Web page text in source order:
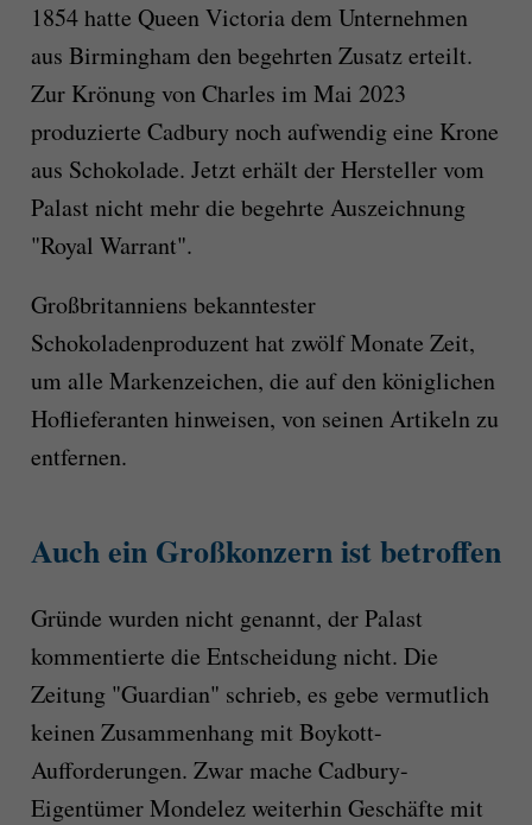
1854 hatte Queen Victoria dem Unternehmen
aus Birmingham den begehrten Zusatz erteilt.
Zur Krönung von Charles im Mai 2023
produzierte Cadbury noch aufwendig eine Krone
aus Schokolade. Jetzt erhält der Hersteller vom
Palast nicht mehr die begehrte Auszeichnung
"Royal Warrant".
Großbritanniens bekanntester
Schokoladenproduzent hat zwölf Monate Zeit,
um alle Markenzeichen, die auf den königlichen
Hoflieferanten hinweisen, von seinen Artikeln zu
entfernen.
Auch ein Großkonzern ist betroffen
Gründe wurden nicht genannt, der Palast
kommentierte die Entscheidung nicht. Die
Zeitung "Guardian" schrieb, es gebe vermutlich
keinen Zusammenhang mit Boykott-
Aufforderungen. Zwar mache Cadbury-
Eigentümer Mondelez weiterhin Geschäfte mit